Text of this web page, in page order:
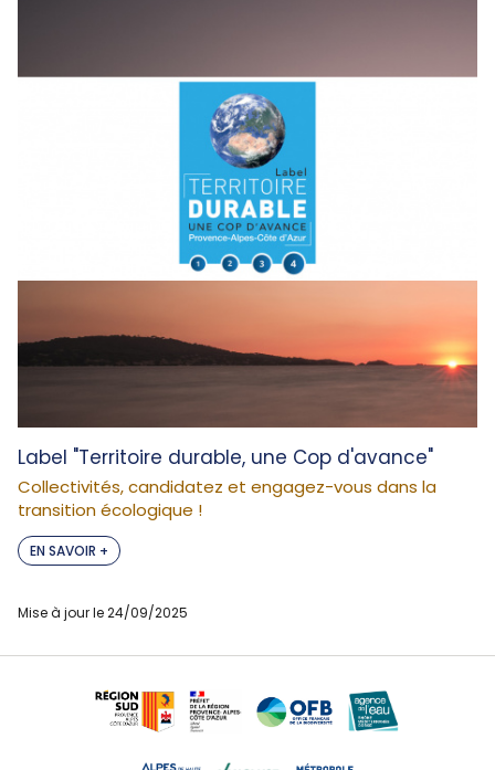
Label "Territoire durable, une Cop d'avance"
Collectivités, candidatez et engagez-vous dans la
transition écologique !
EN SAVOIR +
Mise à jour le 24/09/2025